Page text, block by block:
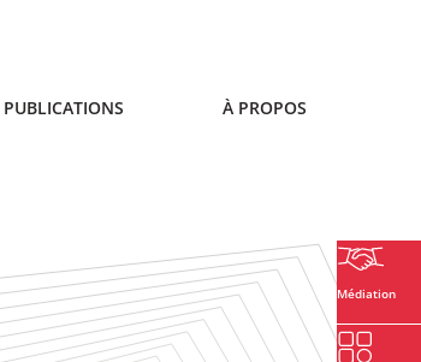
PUBLICATIONS À PROPOS
Médiation